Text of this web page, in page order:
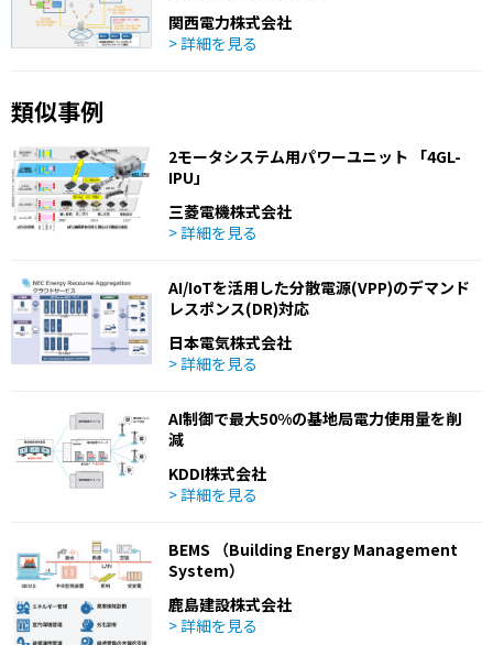
関西電力株式会社
> 詳細を見る
類似事例
2モータシステム用パワーユニット 「4GL-
IPU」
三菱電機株式会社
> 詳細を見る
AI/IoTを活用した分散電源(VPP)のデマンド
レスポンス(DR)対応
日本電気株式会社
> 詳細を見る
AI制御で最大50%の基地局電力使用量を削
減
KDDI株式会社
> 詳細を見る
BEMS （Building Energy Management
System）
鹿島建設株式会社
> 詳細を見る